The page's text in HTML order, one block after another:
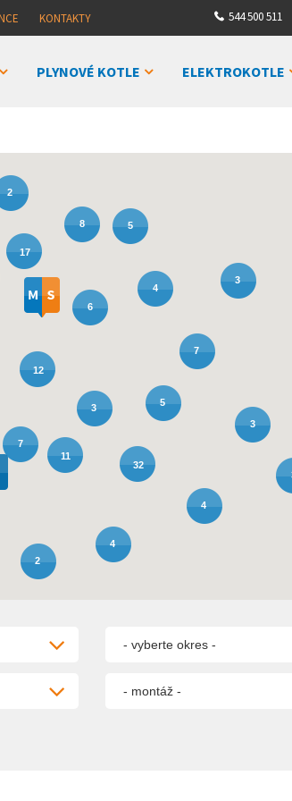
KONTAKTY 544 500 511
PLYNOVÉ KOTLE ELEKTROKOTLE
17
7
11
6
32
12
8
7
3
4
5
2
4
5
3
4
3
2
- vyberte okres -
- montáž -